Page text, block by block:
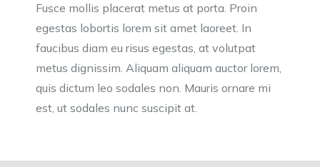
Fusce mollis placerat metus at porta. Proin
egestas lobortis lorem sit amet laoreet. In
faucibus diam eu risus egestas, at volutpat
metus dignissim. Aliquam aliquam auctor lorem,
quis dictum leo sodales non. Mauris ornare mi
est, ut sodales nunc suscipit at.